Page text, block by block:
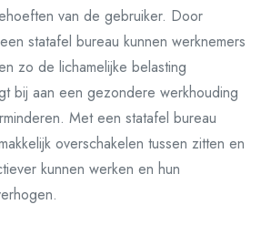
van de gebruiker. Door
statafel bureau kunnen werknemers
zo de lichamelijke belasting
bij aan een gezondere werkhouding
Met een statafel bureau
overschakelen tussen zitten en
kunnen werken en hun